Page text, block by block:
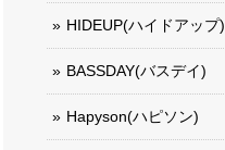
HIDEUP(ハイドアップ)
BASSDAY(バスデイ)
Hapyson(ハピソン)